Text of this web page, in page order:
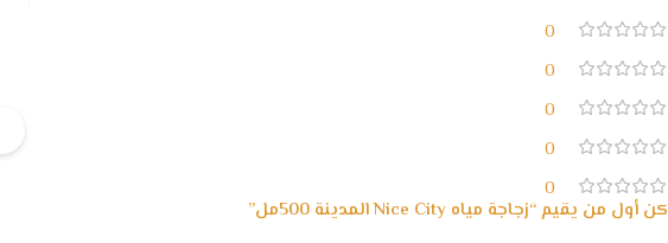
0
0
0
0
0
كن أول من يقيم “زجاجة مياه Nice City المدينة 500مل”